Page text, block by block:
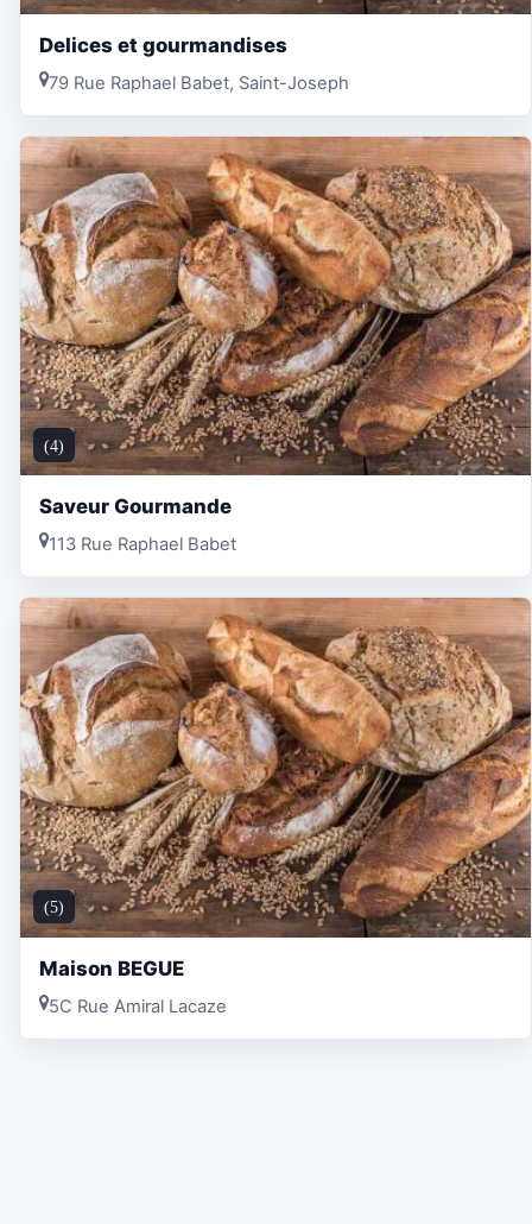
Delices et gourmandises
79 Rue Raphael Babet, Saint-Joseph
(4)
Saveur Gourmande
113 Rue Raphael Babet
(5)
Maison BEGUE
5C Rue Amiral Lacaze